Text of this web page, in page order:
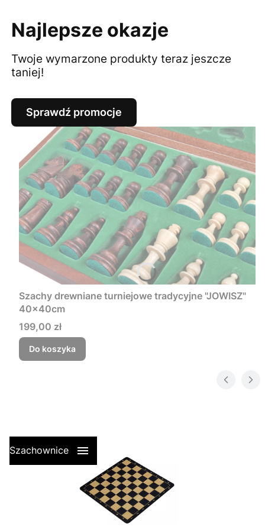
Najlepsze okazje
Twoje wymarzone produkty teraz jeszcze
taniej!
Sprawdź promocje
Szachy drewniane turniejowe tradycyjne "JOWISZ"
40x40cm
Cena
199,00 zł
Do koszyka
Szachownice